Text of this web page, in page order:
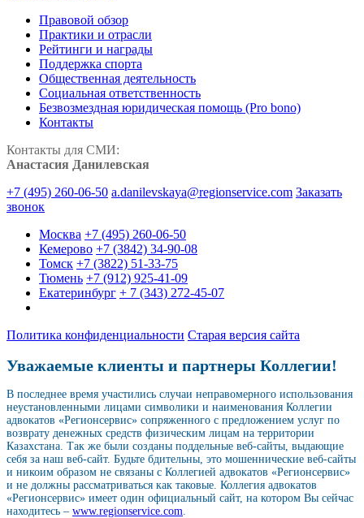
Правовой обзор
Практики и отрасли
Рейтинги и награды
Поддержка спорта
Общественная деятельность
Социальная ответственность
Безвозмездная юридическая помощь (Pro bono)
Контакты
Контакты для СМИ:
Анастасия Данилевская
+7 (495) 260-06-50 a.danilevskaya@regionservice.com Заказать
звонок
Москва +7 (495) 260-06-50
Кемерово +7 (3842) 34-90-08
Томск +7 (3822) 51-33-75
Тюмень +7 (912) 925-41-09
Екатеринбург + 7 (343) 272-45-07
Политика конфиденциальности Старая версия сайта
Уважаемые клиенты и партнеры Коллегии!
В последнее время участились случаи неправомерного использования
неустановленными лицами символики и наименования Коллегии
адвокатов «Регионсервис» сопряженного с предложением услуг по
возврату денежных средств физическим лицам на территории
Казахстана. Так же были созданы поддельные веб-сайты, выдающие
себя за наш веб-сайт. Будьте бдительны, это мошеннические веб-сайты
и никоим образом не связаны с Коллегией адвокатов «Регионсервис»
и не должны рассматриваться как таковые. Коллегия адвокатов
«Регионсервис» имеет один официальный сайт, на котором Вы сейчас
находитесь – www.regionservice.com